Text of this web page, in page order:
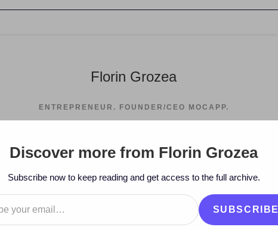
Florin Grozea
ENTREPRENEUR. FOUNDER/CEO MOCAPP.
2009
Discover more from Florin Grozea
Subscribe now to keep reading and get access to the full archive.
SUBSCRIBE